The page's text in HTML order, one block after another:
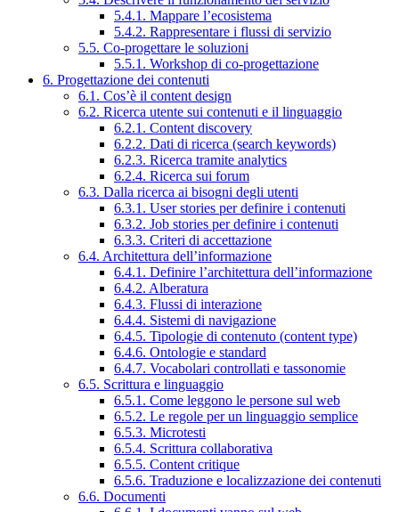
5.4.1. Mappare l’ecosistema
5.4.2. Rappresentare i flussi di servizio
5.5. Co-progettare le soluzioni
5.5.1. Workshop di co-progettazione
6. Progettazione dei contenuti
6.1. Cos’è il content design
6.2. Ricerca utente sui contenuti e il linguaggio
6.2.1. Content discovery
6.2.2. Dati di ricerca (search keywords)
6.2.3. Ricerca tramite analytics
6.2.4. Ricerca sui forum
6.3. Dalla ricerca ai bisogni degli utenti
6.3.1. User stories per definire i contenuti
6.3.2. Job stories per definire i contenuti
6.3.3. Criteri di accettazione
6.4. Architettura dell’informazione
6.4.1. Definire l’architettura dell’informazione
6.4.2. Alberatura
6.4.3. Flussi di interazione
6.4.4. Sistemi di navigazione
6.4.5. Tipologie di contenuto (content type)
6.4.6. Ontologie e standard
6.4.7. Vocabolari controllati e tassonomie
6.5. Scrittura e linguaggio
6.5.1. Come leggono le persone sul web
6.5.2. Le regole per un linguaggio semplice
6.5.3. Microtesti
6.5.4. Scrittura collaborativa
6.5.5. Content critique
6.5.6. Traduzione e localizzazione dei contenuti
6.6. Documenti